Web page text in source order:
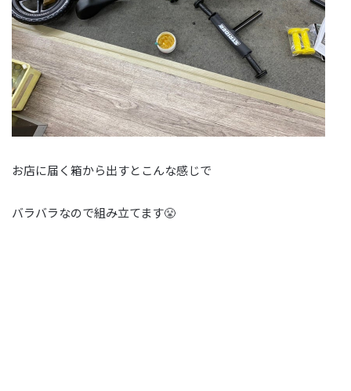
お店に届く箱から出すとこんな感じで
バラバラなので組み立てます😤